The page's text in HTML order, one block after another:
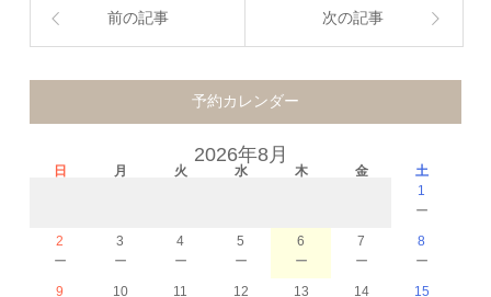
前の記事 次の記事
予約カレンダー
2026年8月
日 月 火 水 木 金
土
1
－
2
－
3
－
4
－
5
－
6
－
7
－
8
－
9 10 11 12 13 14 15